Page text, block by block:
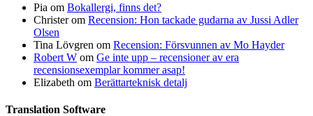
Pia om Bokallergi, finns det?
Christerom Recension: Hon tackade gudarna av Jussi Adler
Olsen
Tina Lövgren om Recension: Försvunnen av Mo Hayder
Robert W om Ge inte upp – recensioner av era
recensionsexemplar kommer asap!
Elizabeth om Berättarteknisk detalj
Translation Software